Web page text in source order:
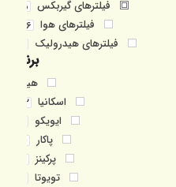
فیلترهای گیربکس 5
فیلترهای هوا 26
فیلترهای هیدرولیک
برند
هیچ
اسکانیا 12
ایویکو
پاکار 4
پرکینز
تویوتا